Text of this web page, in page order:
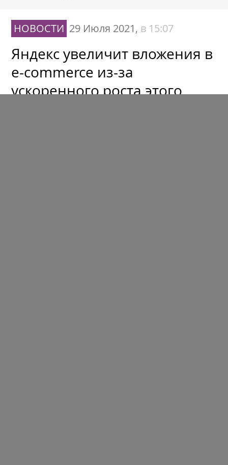
НОВОСТИ 29 Июля 2021, в 15:07
Яндекс увеличит вложения в
e-commerce из-за
ускоренного роста этого